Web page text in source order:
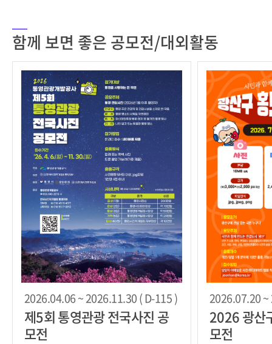
함께 보면 좋은 공모전/대외활동
2026.04.06 ~ 2026.11.30 ( D-115 )
제5회 통영관광 전국사진 공
모전
2026.07.20 ~
2026 광산
모전